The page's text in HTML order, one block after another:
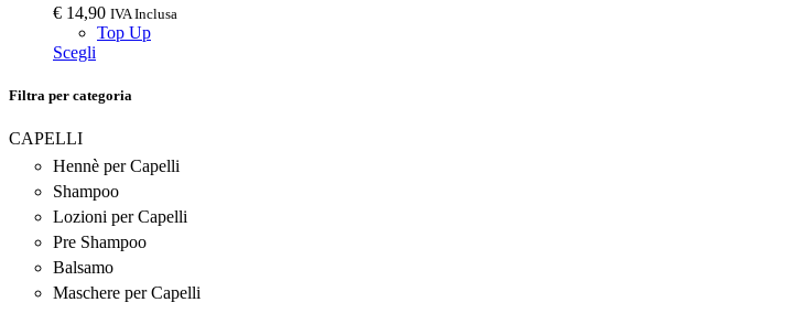
€ 14,90 IVA Inclusa
Top Up
Scegli
Filtra per categoria
CAPELLI
Hennè per Capelli
Shampoo
Lozioni per Capelli
Pre Shampoo
Balsamo
Maschere per Capelli